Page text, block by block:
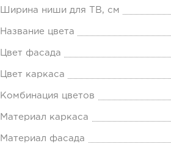
Ширина ниши для ТВ, см
Название цвета
Цвет фасада
Цвет каркаса
Комбинация цветов
Материал каркаса
Материал фасада